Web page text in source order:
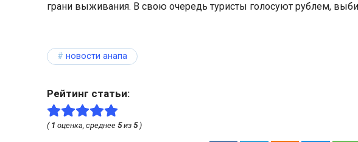
грани выживания. В свою очередь туристы голосуют рублем,
новости анапа
Рейтинг статьи:
( 1 оценка, среднее 5из 5)